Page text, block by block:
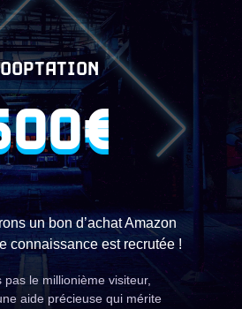
un bon d’achat Amazon
connaissance est recrutée !
pas le millionième visiteur,
aide précieuse qui mérite